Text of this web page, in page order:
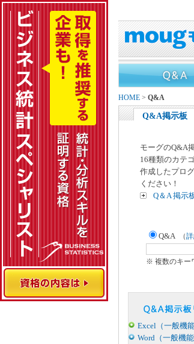
HOME > Q&A
Q&A掲示板
モーグのQ&A
16種類のカテ
作成したプロ
ください！
Q＆A 掲示
Q&A （
※ 複数のキー
Excel（一般機能
Word（一般機能